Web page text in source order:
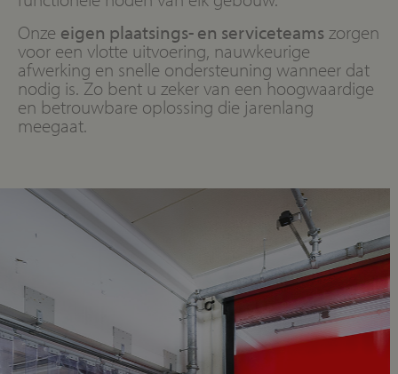
Onze eigen plaatsings- en serviceteams zorgen
voor een vlotte uitvoering, nauwkeurige
afwerking en snelle ondersteuning wanneer dat
nodig is. Zo bent u zeker van een hoogwaardige
en betrouwbare oplossing die jarenlang
meegaat.